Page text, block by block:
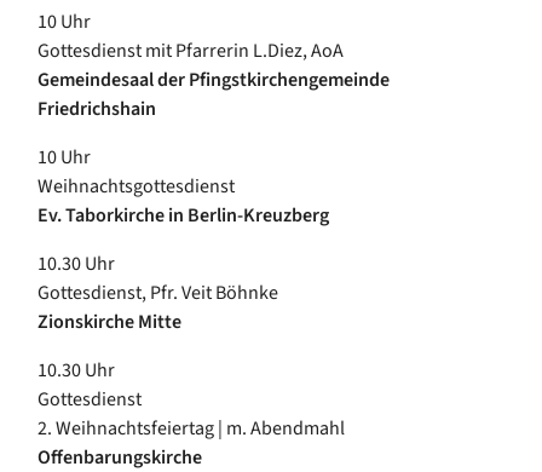
10 Uhr
Gottesdienst mit Pfarrerin L.Diez, AoA
Gemeindesaal der Pfingstkirchengemeinde
Friedrichshain
10 Uhr
Weihnachtsgottesdienst
Ev. Taborkirche in Berlin-Kreuzberg
10.30 Uhr
Gottesdienst, Pfr. Veit Böhnke
Zionskirche Mitte
10.30 Uhr
Gottesdienst
2. Weihnachtsfeiertag | m. Abendmahl
Offenbarungskirche